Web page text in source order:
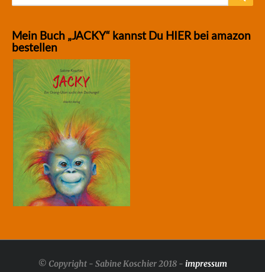
for:
Mein Buch „JACKY“ kannst Du HIER bei amazon
bestellen
© Copyright - Sabine Koschier 2018 - impressum